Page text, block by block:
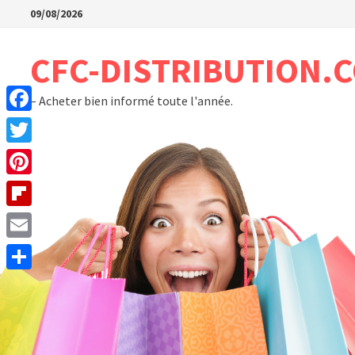
Passer09/08/2026
CFC-
– Acheter bien informé toute l'année.
Facebook
Twitter
Pinterest
Flipboard
Email
Partager